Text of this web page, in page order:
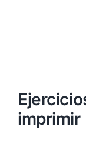
imprimir